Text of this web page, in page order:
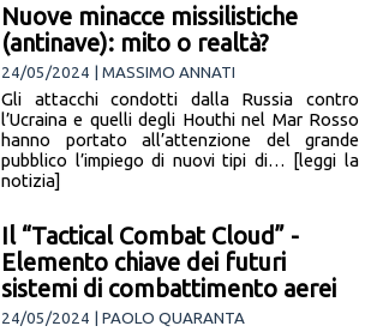
Nuove minacce missilistiche
(antinave): mito o realtà?
24/05/2024 | MASSIMO ANNATI
Gli attacchi condotti dalla Russia contro
l’Ucraina e quelli degli Houthi nel Mar Rosso
hanno portato all’attenzione del grande
pubblico l’impiego di nuovi tipi di… [leggi la
notizia]
Il “Tactical Combat Cloud” -
Elemento chiave dei futuri
sistemi di combattimento aerei
24/05/2024 | PAOLO QUARANTA